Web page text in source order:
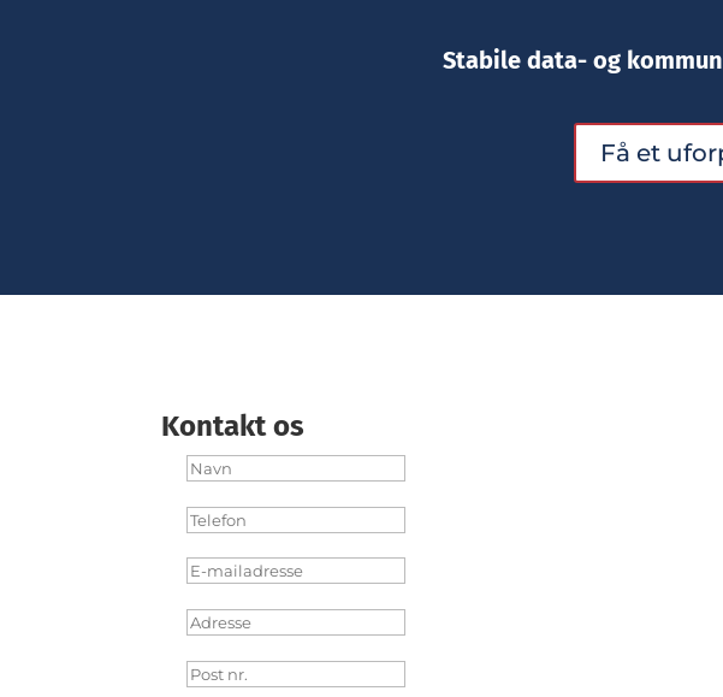
Stabile data- og
Få et
Kontakt os